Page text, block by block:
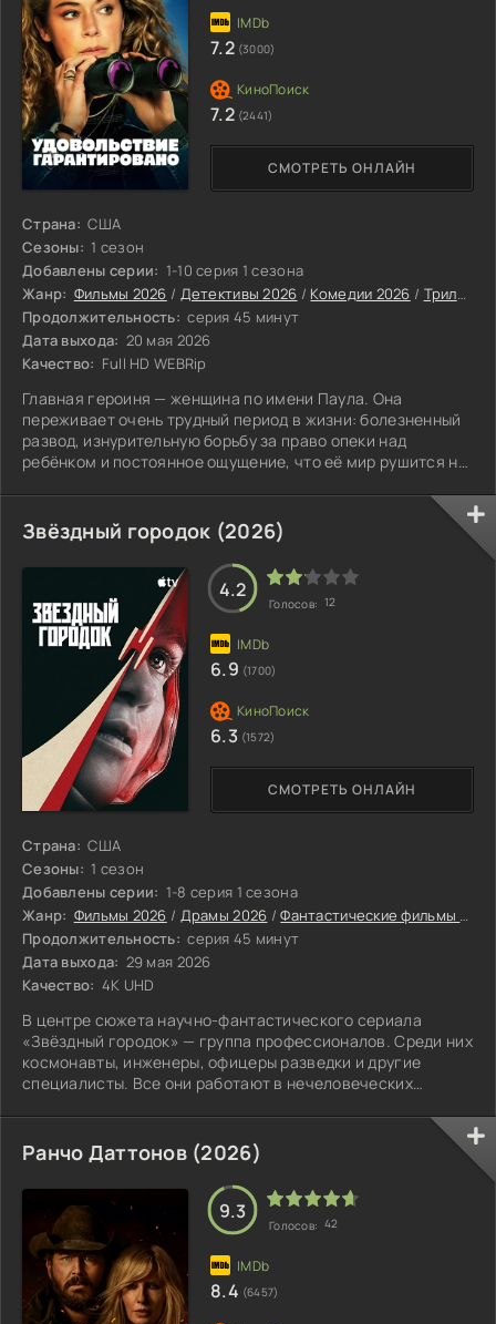
Страна: США
Сезоны: 1 сезон
Добавлены серии: 1-10 серия 1 сезона
Жанр: Фильмы 2026 / Детективы 2026 / Комедии 2026 / Триллеры 2026
Продолжительность: серия 45 минут
Дата выхода: 20 мая 2026
Качество: Full HD WEBRip
Главная героиня — женщина по имени Паула. Она
переживает очень трудный период в жизни: болезненный
развод, изнурительную борьбу за право опеки над
ребёнком и постоянное ощущение, что её мир рушится на
СМОТРЕТЬ ОНЛАЙН
7.2 (3000)
7.2 (2441)
Звёздный городок (2026)
Страна: США
Сезоны: 1 сезон
Добавлены серии: 1-8 серия 1 сезона
Жанр: Фильмы 2026 / Драмы 2026 /Фантастические фильмы 2026
Продолжительность: серия 45 минут
Дата выхода: 29 мая 2026
Качество: 4K UHD
В центре сюжета научно-фантастического сериала
«Звёздный городок» — группа профессионалов. Среди них
космонавты, инженеры, офицеры разведки и другие
специалисты. Все они работают в нечеловеческих
человечество вперёд.
СМОТРЕТЬ ОНЛАЙН
4.2
Голосов: 12
6.9 (1700)
6.3 (1572)
Ранчо Даттонов (2026)
9.3
Голосов: 42
8.4 (6457)